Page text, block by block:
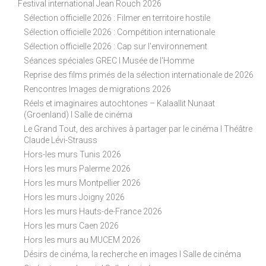
Festival international Jean Rouch 2026
Sélection officielle 2026 : Filmer en territoire hostile
Sélection officielle 2026 : Compétition internationale
Sélection officielle 2026 : Cap sur l'environnement
Séances spéciales GREC I Musée de l'Homme
Reprise des films primés de la sélection internationale de 2026
Rencontres Images de migrations 2026
Réels et imaginaires autochtones – Kalaallit Nunaat
(Groenland) I Salle de cinéma
Le Grand Tout, des archives à partager par le cinéma I Théâtre
Claude Lévi-Strauss
Hors-les murs Tunis 2026
Hors les murs Palerme 2026
Hors les murs Montpellier 2026
Hors les murs Joigny 2026
Hors les murs Hauts-de-France 2026
Hors les murs Caen 2026
Hors les murs au MUCEM 2026
Désirs de cinéma, la recherche en images I Salle de cinéma